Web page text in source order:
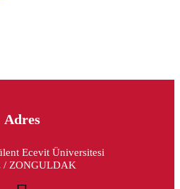
Adres
Ecevit Üniversitesi
/ ZONGULDAK